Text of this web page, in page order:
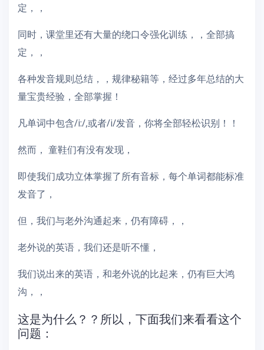
定，，
同时，课堂里还有大量的绕口令强化训练，，全部搞
定，，
各种发音规则总结，，规律秘籍等，经过多年总结的大
量宝贵经验，全部掌握！
凡单词中包含/i:/,或者/i/发音，你将全部轻松识别！！
然而， 童鞋们有没有发现，
即使我们成功立体掌握了所有音标，每个单词都能标准
发音了，
但，我们与老外沟通起来，仍有障碍，，
老外说的英语，我们还是听不懂，
我们说出来的英语，和老外说的比起来，仍有巨大鸿
沟，，
这是为什么？？所以，下面我们来看看这个
问题：